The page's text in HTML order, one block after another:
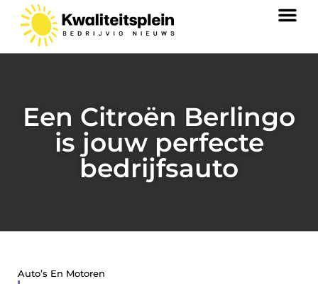
Een Citroën Berlingo
is jouw perfecte
bedrijfsauto
Auto’s En Motoren